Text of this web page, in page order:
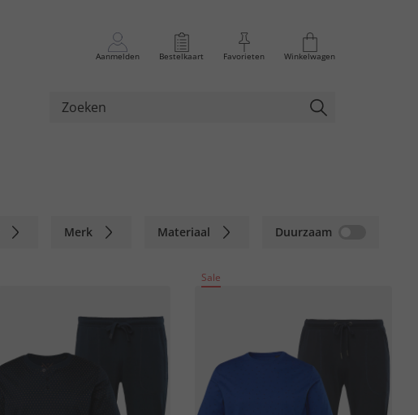
Aanmelden Bestelkaart Favorieten Winkelwagen
Duurzaam
Merk Materiaal
Sale